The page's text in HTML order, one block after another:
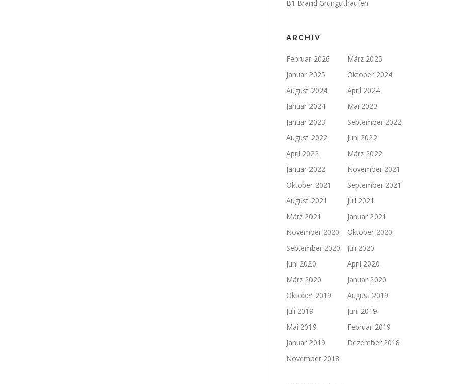
B1 Brand Grünguthaufen
ARCHIV
Februar 2026
März 2025
Januar 2025
Oktober 2024
August 2024
April 2024
Januar 2024
Mai 2023
Januar 2023
September 2022
August 2022
Juni 2022
April 2022
März 2022
Januar 2022
November 2021
Oktober 2021
September 2021
August 2021
Juli 2021
März 2021
Januar 2021
November 2020
Oktober 2020
September 2020
Juli 2020
Juni 2020
April 2020
März 2020
Januar 2020
Oktober 2019
August 2019
Juli 2019
Juni 2019
Mai 2019
Februar 2019
Januar 2019
Dezember 2018
November 2018